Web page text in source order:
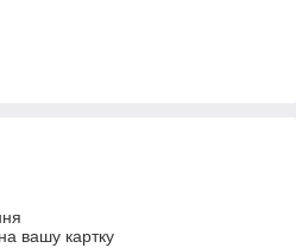
вашу картку